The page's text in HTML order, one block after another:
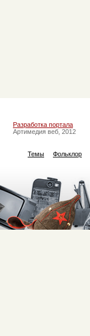
Разработка портала
Артимедия веб, 2012
Темы Фольклор